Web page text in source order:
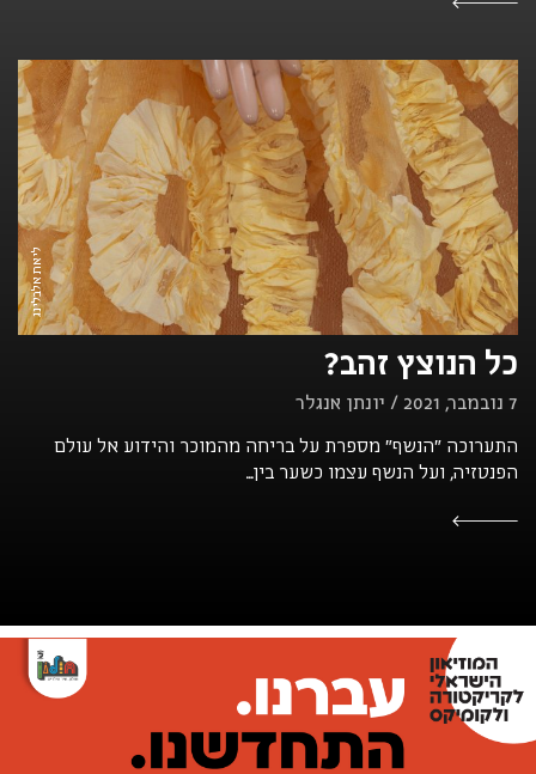
ליאת אלבלינג
כל הנוצץ זהב?
7 נובמבר, 2021 / יונתן אנגלר
התערוכה ״הנשף״ מספרת על בריחה מהמוכר והידוע אל עולם
הפנטזיה, ועל הנשף עצמו כשער בין...